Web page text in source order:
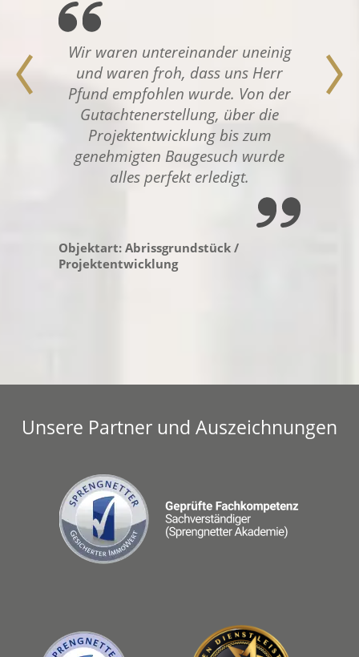
Wir waren untereinander uneinig
und waren froh, dass uns Herr
Pfund empfohlen wurde. Von der
Gutachtenerstellung, über die
Projektentwicklung bis zum
genehmigten Baugesuch wurde
alles perfekt erledigt.
Objektart: Abrissgrundstück /
Projektentwicklung
Unsere Partner und Auszeichnungen